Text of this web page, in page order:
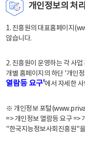
개인정보의 처
1. 진흥원의 대표홈페이지
않습니다.
2. 진흥원이 운영하는 각 사
개별 홈페이지의 하단 '개인
열람등 요구'에서 자세한
※ 개인정보 포털
=> 개인정보 열람등 요구 =>
"한국지능정보사회진흥원"